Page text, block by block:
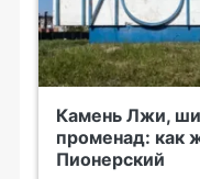
Камень Лжи,
променад: как
Пионерский